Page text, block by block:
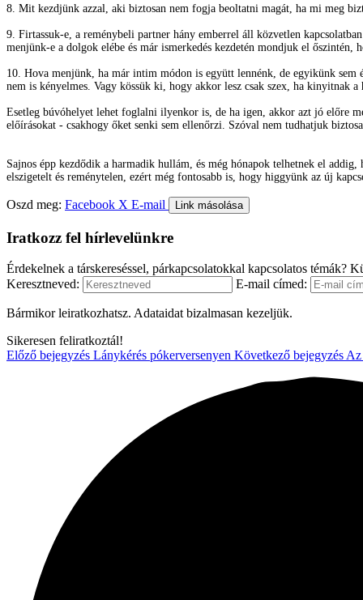
8. Mit kezdjünk azzal, aki biztosan nem fogja beoltatni magát, ha mi meg
9. Firtassuk-e, a reménybeli partner hány emberrel áll közvetlen
menjünk-e a dolgok elébe és már ismerkedés kezdetén mondjuk el
10. Hova menjünk, ha már intim módon is együtt lennénk, de egyikünk sem
nem is kényelmes. Vagy kössük ki, hogy akkor lesz csak szex, ha kinyitnak a
Esetleg búvóhelyet lehet foglalni ilyenkor is, de ha igen, akkor azt jó előre
előírásokat - csakhogy őket senki sem ellenőrzi. Szóval nem tudhatjuk
Sajnos épp kezdődik a harmadik hullám, és még hónapok telhetnek el
elszigetelt és reménytelen, ezért még fontosabb is, hogy higgyünk az új
Oszd meg: Facebook X E-mail Link másolása
Iratkozz fel hírlevelünkre
Érdekelnek a társkereséssel, párkapcsolatokkal kapcsolatos témák?
Keresztneved:
E-mail címed:
Bármikor leiratkozhatsz. Adataidat bizalmasan kezeljük.
Sikeresen feliratkoztál!
Előző bejegyzés Lánykérés pókerversenyen Következő bejegyzés Az